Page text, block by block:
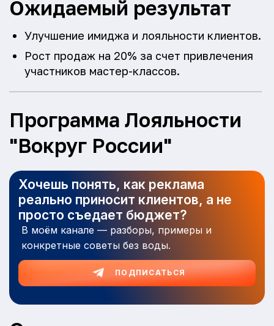
Ожидаемый результат
Улучшение имиджа и лояльности клиентов.
Рост продаж на 20% за счет привлечения
участников мастер-классов.
Программа Лояльности
"Вокруг России"
Хочешь понять, как реклама
реально приносит клиентов, а не
просто съедает бюджет?
В моём канале — разборы, примеры и
конкретные советы без воды.
ПОДПИСАТЬСЯ